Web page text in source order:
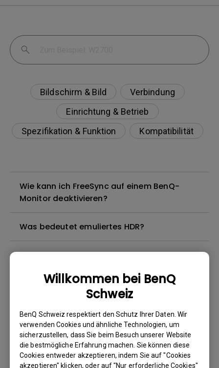
Willkommen bei BenQ
Schweiz
BenQ Schweiz respektiert den Schutz Ihrer Daten. Wir
verwenden Cookies und ähnliche Technologien, um
sicherzustellen, dass Sie beim Besuch unserer Website
die bestmögliche Erfahrung machen. Sie können diese
Cookies entweder akzeptieren, indem Sie auf "Cookies
akzeptieren" klicken, oder auf "Nur erforderliche Cookies"
Bildschirm & Bild
Verbindung
Einrichtung & Betrieb
Spezifikation & Funktion
Kompatibilität
Wie kann ich FreeSync auf einem BenQ-
Monitor deaktivieren?
Was bedeutet emuliertes HDR?
Mein BenQ-Monitor unterstützt USB-C nicht.
DisplayPort oder über HDMI-Adapter an ein
M1 MacBook angeschlossen werden?
Was ist der Unterschied zwischen
DisplayHDR und HDR10?
Wieso zeigt das OSD-Daten des Monitors